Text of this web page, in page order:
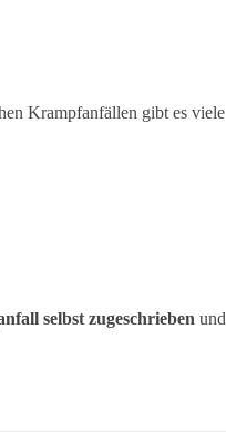
Krampfanfällen gibt es viele
selbst zugeschrieben und